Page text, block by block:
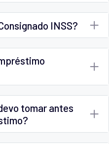
INSS?
tomar antes